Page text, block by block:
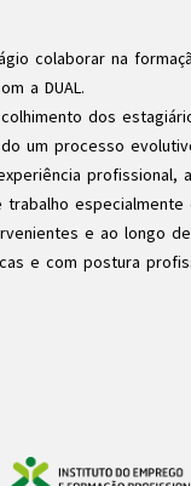
colaborar na
a DUAL.
dos
um processo
profissional,
trabalho
e ao longo
e com postura